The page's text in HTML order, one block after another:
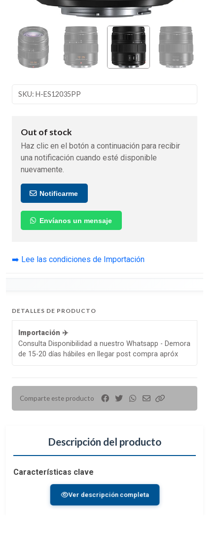
SKU: H-ES12035PP
Out of stock
Haz clic en el botón a continuación para recibir
una notificación cuando esté disponible
nuevamente.
Notificarme
Envíanos un mensaje
➡️ Lee las condiciones de Importación
DETALLES DE PRODUCTO
Importación ✈️
Consulta Disponibilidad a nuestro Whatsapp - Demora
de 15-20 días hábiles en llegar post compra apróx
Comparte este producto
Descripción del producto
Características clave
Sistema Micro Four Thirds | f/2.8 a f/22
24-70 mm (equivalente a fotograma completo)
Zoom Gran Angular Rápido
Ver descripción completa